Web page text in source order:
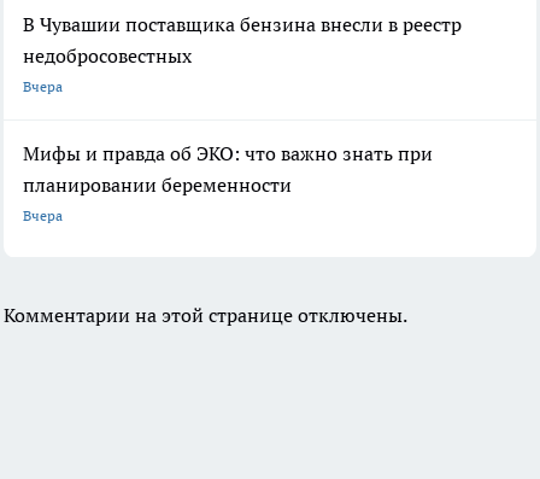
В Чувашии поставщика бензина внесли в реестр
недобросовестных
Вчера
Мифы и правда об ЭКО: что важно знать при
планировании беременности
Вчера
Комментарии на этой странице отключены.